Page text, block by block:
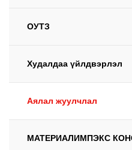
ОУТЗ
Худалдаа үйлдвэрлэл
Аялал жуулчлал
МАТЕРИАЛИМПЭКС